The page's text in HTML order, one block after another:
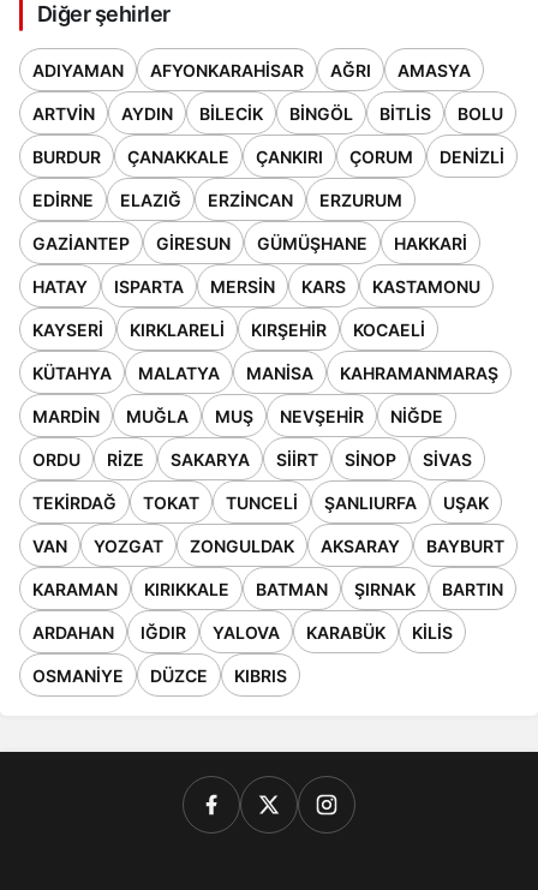
Diğer şehirler
ADIYAMAN AFYONKARAHISAR AĞRI AMASYA
ARTVIN AYDIN BILECIK BINGÖL BITLIS BOLU
BURDUR ÇANAKKALE ÇANKIRI ÇORUM DENIZLI
EDIRNE ELAZIĞ ERZINCAN ERZURUM
GAZIANTEP GIRESUN GÜMÜŞHANE HAKKARI
HATAY ISPARTA MERSIN KARS KASTAMONU
KAYSERI KIRKLARELI KIRŞEHIR KOCAELI
KÜTAHYA MALATYA MANISA KAHRAMANMARAŞ
MARDIN MUĞLA MUŞ NEVŞEHIR NIĞDE
ORDU RIZE SAKARYA SIIRT SINOP SIVAS
TEKIRDAĞ TOKAT TUNCELI ŞANLIURFA UŞAK
VAN YOZGAT ZONGULDAK AKSARAY BAYBURT
KARAMAN KIRIKKALE BATMAN ŞIRNAK BARTIN
ARDAHAN IĞDIR YALOVA KARABÜK KILIS
OSMANIYE DÜZCE KIBRIS